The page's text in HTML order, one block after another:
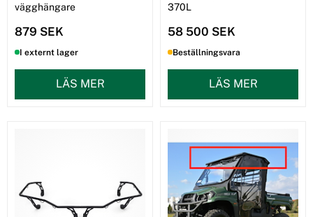
vägghängare
879 SEK
I externt lager
LÄS MER
370L
58 500 SEK
Beställningsvara
LÄS MER